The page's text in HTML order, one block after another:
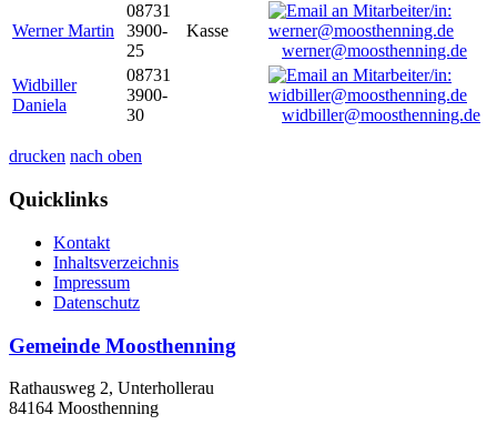
Werner Martin
08731
3900-
25
Kasse
werner@moosthenning.de
Widbiller
Daniela
08731
3900-
30
widbiller@moosthenning.de
drucken nach oben
Quicklinks
Kontakt
Inhaltsverzeichnis
Impressum
Datenschutz
Gemeinde Moosthenning
Rathausweg 2, Unterhollerau
84164 Moosthenning